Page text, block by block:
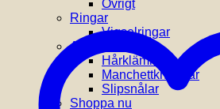
Övrigt
Ringar
Vigselringar
Accessoarer
Hårklämmor
Manchettknappar
Slipsnålar
Shoppa nu